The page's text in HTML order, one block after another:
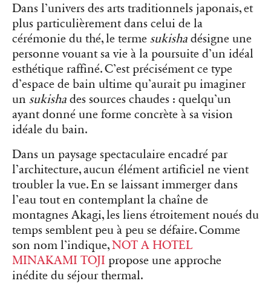
Dans l’univers des arts traditionnels japonais, et
plus particulièrement dans celui de la
cérémonie du thé, le terme sukisha désigne une
personne vouant sa vie à la poursuite d’un idéal
esthétique raffiné. C’est précisément ce type
d’espace de bain ultime qu’aurait pu imaginer
un sukisha des sources chaudes : quelqu’un
ayant donné une forme concrète à sa vision
idéale du bain.
Dans un paysage spectaculaire encadré par
l’architecture, aucun élément artificiel ne vient
troubler la vue. En se laissant immerger dans
l’eau tout en contemplant la chaîne de
montagnes Akagi, les liens étroitement noués du
temps semblent peu à peu se défaire. Comme
son nom l’indique,NOT A HOTEL
MINAKAMI TOJI propose une approche
inédite du séjour thermal.